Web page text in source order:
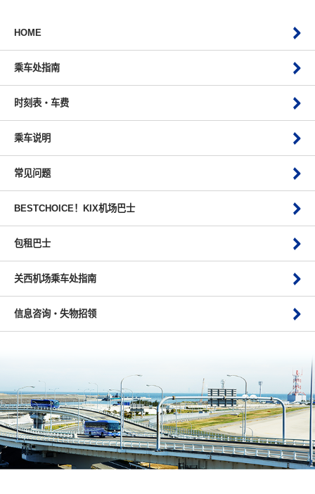
HOME
乘车处指南
时刻表・车费
乘车说明
常见问题
BESTCHOICE！KIX机场巴士
包租巴士
关西机场乘车处指南
信息咨询・失物招领